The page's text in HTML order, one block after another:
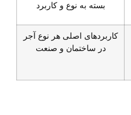
بسته به نوع و کاربرد
کاربردهای اصلی هر نوع آجر
در ساختمان و صنعت